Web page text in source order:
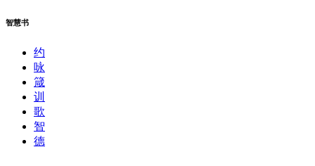
智慧书
约
咏
箴
训
歌
智
德